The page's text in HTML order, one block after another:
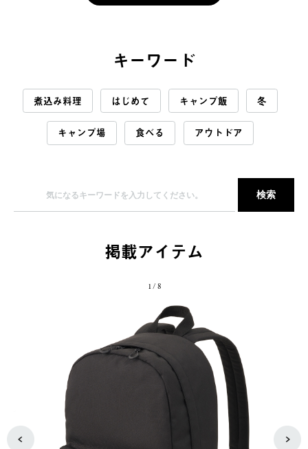
キーワード
煮込み料理 はじめて キャンプ飯 冬
キャンプ場 食べる アウトドア
掲載アイテム
1/8